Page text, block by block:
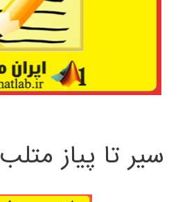
سیر تا پیاز متلب MATLAB